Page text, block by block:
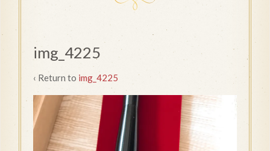
img_4225
‹ Return to img_4225